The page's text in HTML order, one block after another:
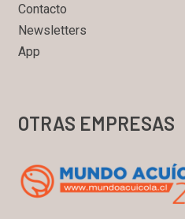
Contacto
Newsletters
App
OTRAS EMPRESAS